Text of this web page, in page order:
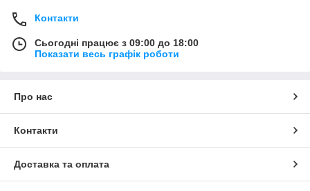
Контакти
Сьогодні працює з 09:00 до 18:00
Показати весь графік роботи
Про нас
Контакти
Доставка та оплата